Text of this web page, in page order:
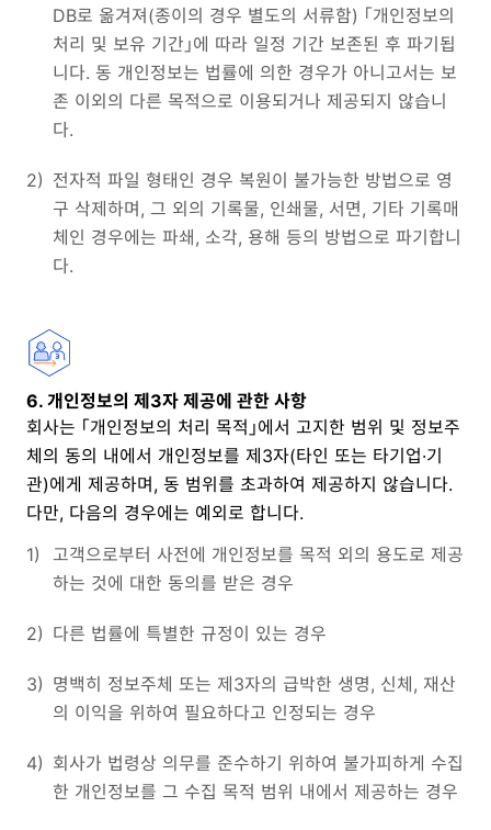
DB로 옮겨져(종이의 경우 별도의 서류함) 「개인정보의
처리 및 보유 기간」에 따라 일정 기간 보존된 후 파기됩
니다. 동 개인정보는 법률에 의한 경우가 아니고서는 보
존 이외의 다른 목적으로 이용되거나 제공되지 않습니
다.
2) 전자적 파일 형태인 경우 복원이 불가능한 방법으로 영
구 삭제하며, 그 외의 기록물, 인쇄물, 서면, 기타 기록매
체인 경우에는 파쇄, 소각, 용해 등의 방법으로 파기합니
다.
6. 개인정보의 제3자 제공에 관한 사항
회사는 「개인정보의 처리 목적」에서 고지한 범위 및 정보주
체의 동의 내에서 개인정보를 제3자(타인 또는 타기업·기
관)에게 제공하며, 동 범위를 초과하여 제공하지 않습니다.
다만, 다음의 경우에는 예외로 합니다.
1)
고객으로부터 사전에 개인정보를 목적 외의 용도로 제공
하는 것에 대한 동의를 받은 경우
2) 다른 법률에 특별한 규정이 있는 경우
3) 명백히 정보주체 또는 제3자의 급박한 생명, 신체, 재산
의 이익을 위하여 필요하다고 인정되는 경우
4) 회사가 법령상 의무를 준수하기 위하여 불가피하게 수집
한 개인정보를 그 수집 목적 범위 내에서 제공하는 경우